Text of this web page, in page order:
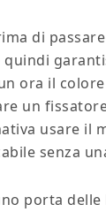
di
ora il
un
usare il
senza
porta